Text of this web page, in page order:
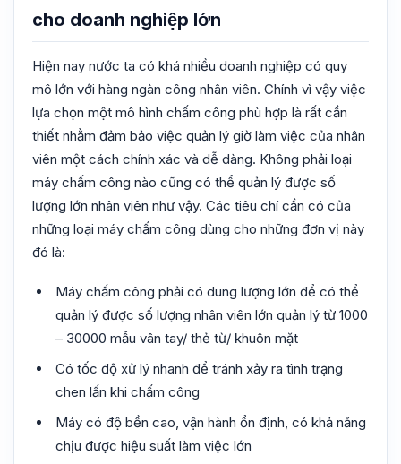
cho doanh nghiệp lớn
Hiện nay nước ta có khá nhiều doanh nghiệp có quy
mô lớn với hàng ngàn công nhân viên. Chính vì vậy việc
lựa chọn một mô hình chấm công phù hợp là rất cần
thiết nhằm đảm bảo việc quản lý giờ làm việc của nhân
viên một cách chính xác và dễ dàng. Không phải loại
máy chấm công nào cũng có thể quản lý được số
lượng lớn nhân viên như vậy. Các tiêu chí cần có của
những loại máy chấm công dùng cho những đơn vị này
đó là:
Máy chấm công phải có dung lượng lớn để có thể
quản lý được số lượng nhân viên lớn quản lý từ 1000
– 30000 mẫu vân tay/ thẻ từ/ khuôn mặt
Có tốc độ xử lý nhanh để tránh xảy ra tình trạng
chen lấn khi chấm công
Máy có độ bền cao, vận hành ổn định, có khả năng
chịu được hiệu suất làm việc lớn